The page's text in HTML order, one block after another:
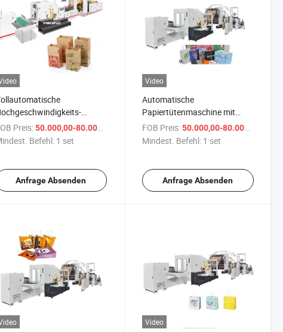
und
Wechsel-
Preis: 50.000,00-80.000,00 $
Befehl: 1 set
Anfrage Absenden
Video
Automatische
Papiertütenmaschine mit
flachen Griffen Inline
günstiger Preis
FOB Preis: 50.000,00-80.000,00 $
Mindest. Befehl: 1 set
Anfrage Absenden
Video